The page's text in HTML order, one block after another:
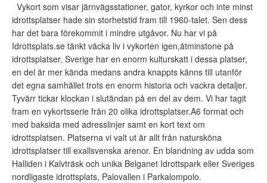
Vykort som visar järnvägsstationer, gator, kyrkor och inte minst
idrottsplatser hade sin storhetstid fram till 1960-talet. Sen dess
har det bara förekommit i mindre utgåvor. Nu har vi på
Idrottsplats.se tänkt väcka liv i vykorten igen,åtminstone på
idrottsplatser. Sverige har en enorm kulturskatt i dessa platser,
en del är mer kända medans andra knappts känns till utanför
det egna samhället trots en enorm historia och vackra detaljer.
Tyvärr tickar klockan i slutändan på en del av dem. Vi har tagit
fram en vykortsserie från 20 olika idrottsplatser.A6 format och
med baksida med adresslinjer samt en kort text om
idrottsplatsen. Platserna vi valt ut är allt från natursköna
idrottsplatser till exallsvenska arenor. En blandning av udda som
Halliden i Kalvträsk och unika Belganet Idrottspark eller Sveriges
nordligaste idrottsplats, Palovallen i Parkalompolo.